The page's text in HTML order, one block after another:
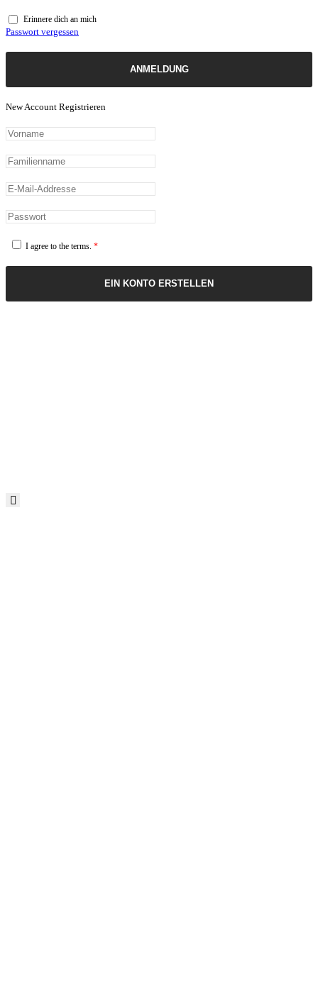
Erinnere dich an mich
Passwort vergessen
ANMELDUNG
New Account Registrieren
I agree to the terms. *
EIN KONTO ERSTELLEN